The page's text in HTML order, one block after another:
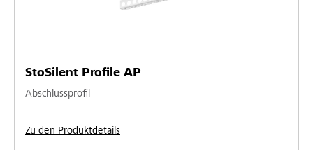
StoSilent Profile AP
Abschlussprofil
Zu den Produktdetails